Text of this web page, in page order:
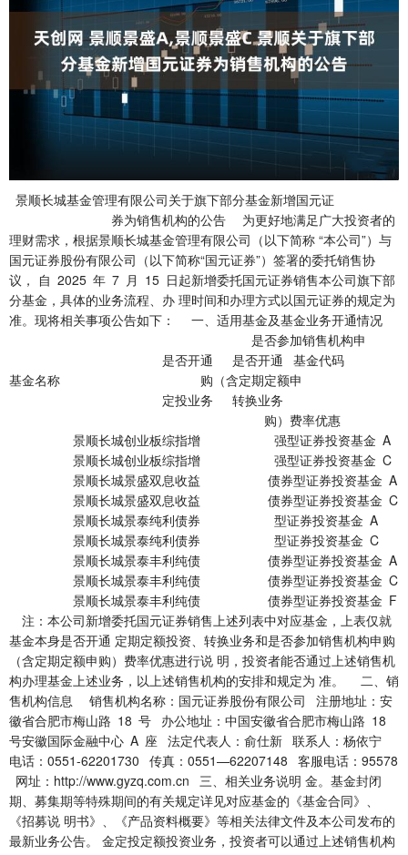
景顺长城基金管理有限公司关于旗下部分基金新增国元证
券为销售机构的公告 为更好地满足广大投资者的
理财需求，根据景顺长城基金管理有限公司（以下简称 “本公司”）与
国元证券股份有限公司（以下简称“国元证券”）签署的委托销售协
议， 自 2025 年 7 月 15 日起新增委托国元证券销售本公司旗下部
分基金，具体的业务流程、办 理时间和办理方式以国元证券的规定为
准。现将相关事项公告如下： 一、适用基金及基金业务开通情况
是否参加销售机构申
是否开通 是否开通 基金代码
基金名称 购（含定期定额申
定投业务 转换业务
购）费率优惠
景顺长城创业板综指增 强型证券投资基金 A
景顺长城创业板综指增 强型证券投资基金 C
景顺长城景盛双息收益 债券型证券投资基金 A
景顺长城景盛双息收益 债券型证券投资基金 C
景顺长城景泰纯利债券 型证券投资基金 A
景顺长城景泰纯利债券 型证券投资基金 C
景顺长城景泰丰利纯债 债券型证券投资基金 A
景顺长城景泰丰利纯债 债券型证券投资基金 C
景顺长城景泰丰利纯债 债券型证券投资基金 F
注：本公司新增委托国元证券销售上述列表中对应基金，上表仅就
基金本身是否开通 定期定额投资、转换业务和是否参加销售机构申购
（含定期定额申购）费率优惠进行说 明，投资者能否通过上述销售机
构办理基金上述业务，以上述销售机构的安排和规定为 准。 二、销
售机构信息 销售机构名称：国元证券股份有限公司 注册地址：安
徽省合肥市梅山路 18 号 办公地址：中国安徽省合肥市梅山路 18
号安徽国际金融中心 A 座 法定代表人：俞仕新 联系人：杨依宁
电话：0551-62201730 传真：0551—62207148 客服电话：95578
网址：http://www.gyzq.com.cn 三、相关业务说明 金。基金封闭
期、募集期等特殊期间的有关规定详见对应基金的《基金合同》、
《招募说 明书》、《产品资料概要》等相关法律文件及本公司发布的
最新业务公告。 金定投定额投资业务，投资者可以通过上述销售机构